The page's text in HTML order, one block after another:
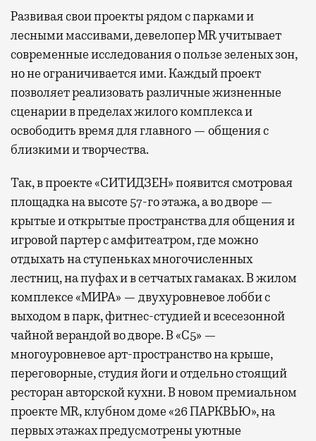
Развиваясвои проекты рядом с парками и
лесными массивами, девелопер MR учитывает
современные исследования о пользе зеленых зон,
но не ограничивается ими. Каждый проект
позволяет реализовать различные жизненные
сценарии в пределах жилого комплекса и
освободить время для главного — общения с
близкими и творчества.
Так, в проекте «СИТИДЗЕН» появится смотровая
площадка на высоте 57-го этажа, а во дворе —
крытые и открытые пространства для общения и
игровой партер с амфитеатром, где можно
отдыхать на ступеньках многочисленных
лестниц, на пуфах и в сетчатых гамаках. В жилом
комплексе «МИРА» — двухуровневое лобби с
выходом в парк, фитнес-студией и всесезонной
чайной верандой во дворе. В «С5» —
многоуровневое арт-пространство на крыше,
переговорные, студия йоги и отдельно стоящий
ресторан авторской кухни. В новом премиальном
проекте MR, клубном доме «26 ПАРКВЬЮ», на
первых этажах предусмотрены уютные